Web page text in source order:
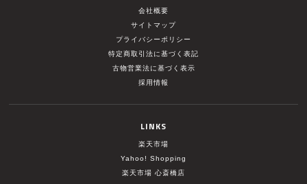
会社概要
サイトマップ
プライバシーポリシー
特定商取引法に基づく表記
古物営業法に基づく表示
採用情報
LINKS
楽天市場
Yahoo! Shopping
楽天市場 心斎橋店